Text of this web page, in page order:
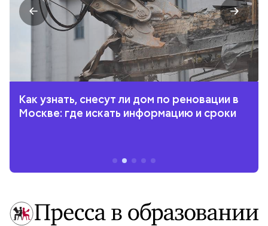
Как узнать, снесут ли дом по реновации в
Москве: где искать информацию и сроки